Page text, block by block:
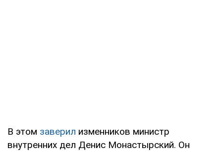
В этом заверил изменников министр
внутренних дел Денис Монастырский. Он